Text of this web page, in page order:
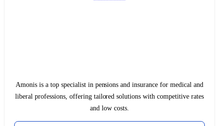
Amonis is a top specialist in pensions and insurance for medical and
liberal professions, offering tailored solutions with competitive rates
and low costs.